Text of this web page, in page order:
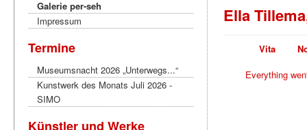
Galerie per-seh
Impressum
Termine
Museumsnacht 2026 „Unterwegs...“
Kunstwerk des Monats Juli 2026 -
SIMO
Künstler und Werke
Ella
Vita
Everything